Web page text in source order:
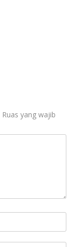
Ruas yang wajib